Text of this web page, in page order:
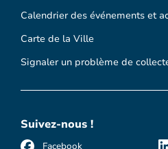
Calendrier des événements et
Carte de la Ville
Signaler un problème de
Suivez-nous !
Facebook